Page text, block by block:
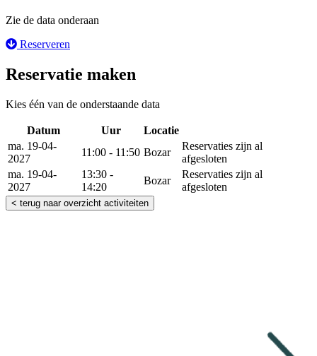
Zie de data onderaan
Reserveren
Reservatie maken
Kies één van de onderstaande data
Datum Uur Locatie
ma. 19-04-
2027
11:00 - 11:50 Bozar
Reservaties zijn al
afgesloten
ma. 19-04-
2027
13:30 -
14:20
Bozar
Reservaties zijn al
afgesloten
< terug naar overzicht activiteiten